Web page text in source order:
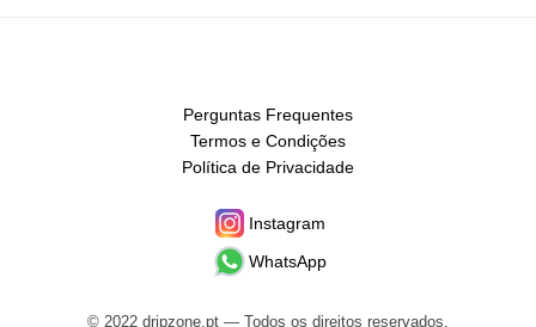
Perguntas Frequentes
Termos e Condições
Política de Privacidade
Instagram
WhatsApp
© 2022 dripzone.pt — Todos os direitos reservados.